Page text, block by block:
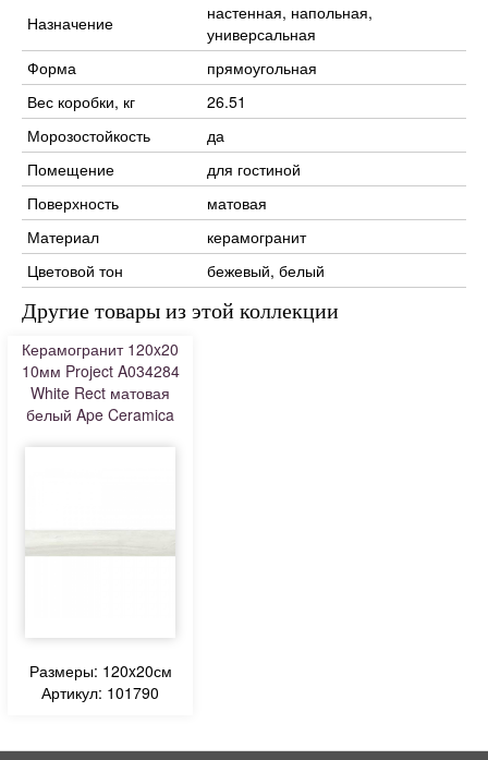
Назначение
настенная, напольная,
универсальная
Форма
прямоугольная
Вес коробки, кг
26.51
Морозостойкость
да
Помещение
для гостиной
Поверхность
матовая
Материал
керамогранит
Цветовой тон
бежевый, белый
Другие товары из этой коллекции
Керамогранит 120x20
10мм Project A034284
White Rect матовая
белый Ape Ceramica
Размеры: 120x20см
Артикул: 101790